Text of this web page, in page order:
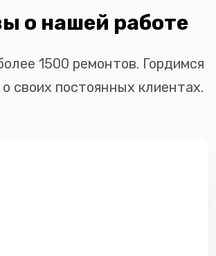
о нашей работе
1500 ремонтов. Гордимся
своих постоянных клиентах.